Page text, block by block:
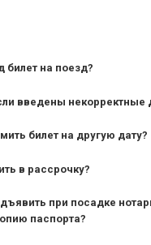
билет на поезд?
введены некорректные
билет на другую дату?
в рассрочку?
при посадке
паспорта?